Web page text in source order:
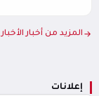
إعلانات
المزيد من أخبار الأخبار